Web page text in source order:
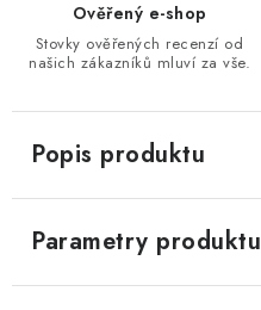
Ověřený e-shop
Stovky ověřených recenzí od
našich zákazníků mluví za vše.
Popis produktu
Parametry produktu